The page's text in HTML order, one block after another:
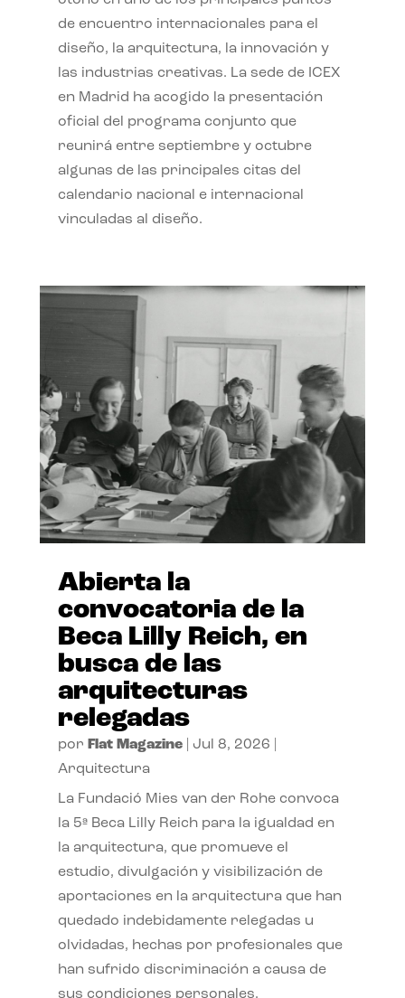
de encuentro internacionales para el
diseño, la arquitectura, la innovación y
las industrias creativas. La sede de ICEX
en Madrid ha acogido la presentación
oficial del programa conjunto que
reunirá entre septiembre y octubre
algunas de las principales citas del
calendario nacional e internacional
vinculadas al diseño.
Abierta la
convocatoria de la
Beca Lilly Reich, en
busca de las
arquitecturas
relegadas
por Flat Magazine| Jul 8, 2026
Arquitectura
La Fundació Mies van der Rohe convoca
la 5ª Beca Lilly Reich para la igualdad en
la arquitectura, que promueve el
estudio, divulgación y visibilización de
aportaciones en la arquitectura que han
quedado indebidamente relegadas u
olvidadas, hechas por profesionales que
han sufrido discriminación a causa de
sus condiciones personales.